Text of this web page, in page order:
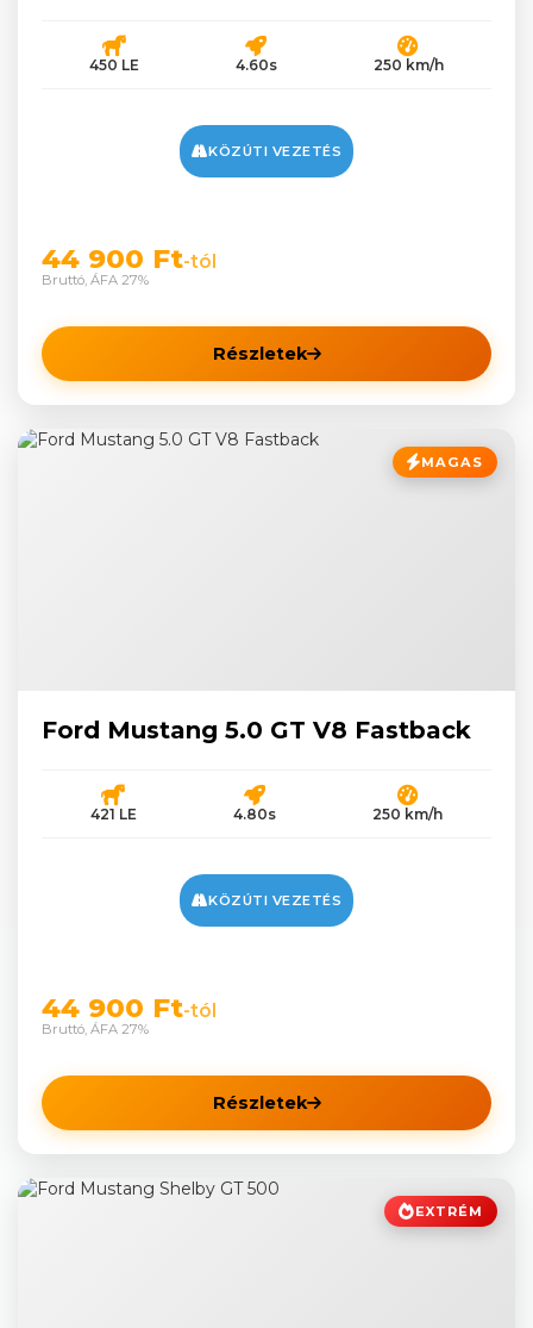
450 LE 4.60s 250 km/h
KÖZÚTI VEZETÉS
44 900 Ft-tól
Bruttó, ÁFA 27%
Részletek
MAGAS
Ford Mustang 5.0 GT V8 Fastback
421 LE 4.80s 250 km/h
KÖZÚTI VEZETÉS
44 900 Ft-tól
Bruttó, ÁFA 27%
Részletek
EXTRÉM